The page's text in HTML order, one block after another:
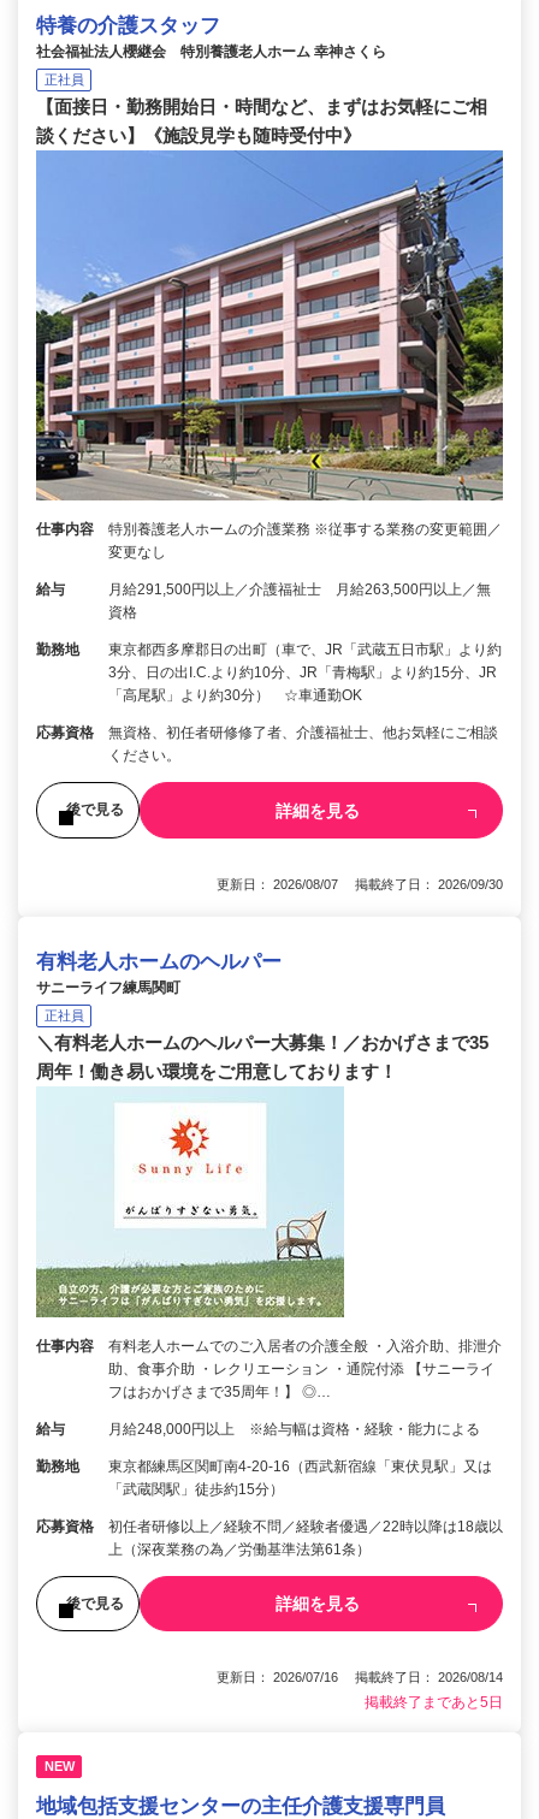
特養の介護スタッフ
社会福祉法人櫻継会 特別養護老人ホーム 幸神さくら
正社員
【面接日・勤務開始日・時間など、まずはお気軽にご相
談ください】《施設見学も随時受付中》
仕事内容
特別養護老人ホームの介護業務 ※従事する業務の変更範囲／
変更なし
給与
月給291,500円以上／介護福祉士 月給263,500円以上／無
資格
勤務地
東京都西多摩郡日の出町（車で、JR「武蔵五日市駅」より約
3分、日の出I.C.より約10分、JR「青梅駅」より約15分、JR
「高尾駅」より約30分） ☆車通勤OK
応募資格
無資格、初任者研修修了者、介護福祉士、他お気軽にご相談
ください。
後で見る 詳細を見る
更新日： 2026/08/07 掲載終了日： 2026/09/30
有料老人ホームのヘルパー
サニーライフ練馬関町
正社員
＼有料老人ホームのヘルパー大募集！／おかげさまで35
周年！働き易い環境をご用意しております！
仕事内容
有料老人ホームでのご入居者の介護全般 ・入浴介助、排泄介
助、食事介助 ・レクリエーション ・通院付添 【サニーライ
フはおかげさまで35周年！】 ◎…
給与 月給248,000円以上 ※給与幅は資格・経験・能力による
勤務地
東京都練馬区関町南4-20-16（西武新宿線「東伏見駅」又は
「武蔵関駅」徒歩約15分）
応募資格
初任者研修以上／経験不問／経験者優遇／22時以降は18歳以
上（深夜業務の為／労働基準法第61条）
後で見る 詳細を見る
更新日： 2026/07/16 掲載終了日： 2026/08/14
掲載終了まであと5日
NEW
地域包括支援センターの主任介護支援専門員